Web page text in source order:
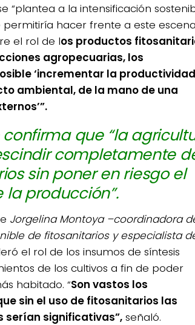
“plantea a la intensificación
hacer frente a este
el rol de los productos
agropecuarias, los
‘incrementar la
ambiental, de la mano de una
que “la
completamente
sin poner en riesgo el
producción”.
Jorgelina Montoya –coordinadora
de fitosanitarios y especialista
el rol de los insumos de síntesis
de los cultivos a fin de poder
habitado. “Son vastos los
sin el uso de fitosanitarios las
serían significativas”, señaló.